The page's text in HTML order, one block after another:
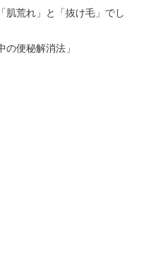
肌荒れ」と「抜け毛」でし
便秘解消法」